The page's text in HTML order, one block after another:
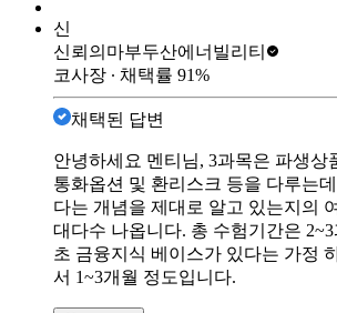
신
신뢰의마부두산에너빌리티
코사장 ∙ 채택률 91%
채택된 답변
안녕하세요 멘티님, 3과목은 파생상
통화옵션 및 환리스크 등을 다루는
다는 개념을 제대로 알고 있는지의
대다수 나옵니다. 총 수험기간은 2~3
초 금융지식 베이스가 있다는 가정
서 1~3개월 정도입니다.